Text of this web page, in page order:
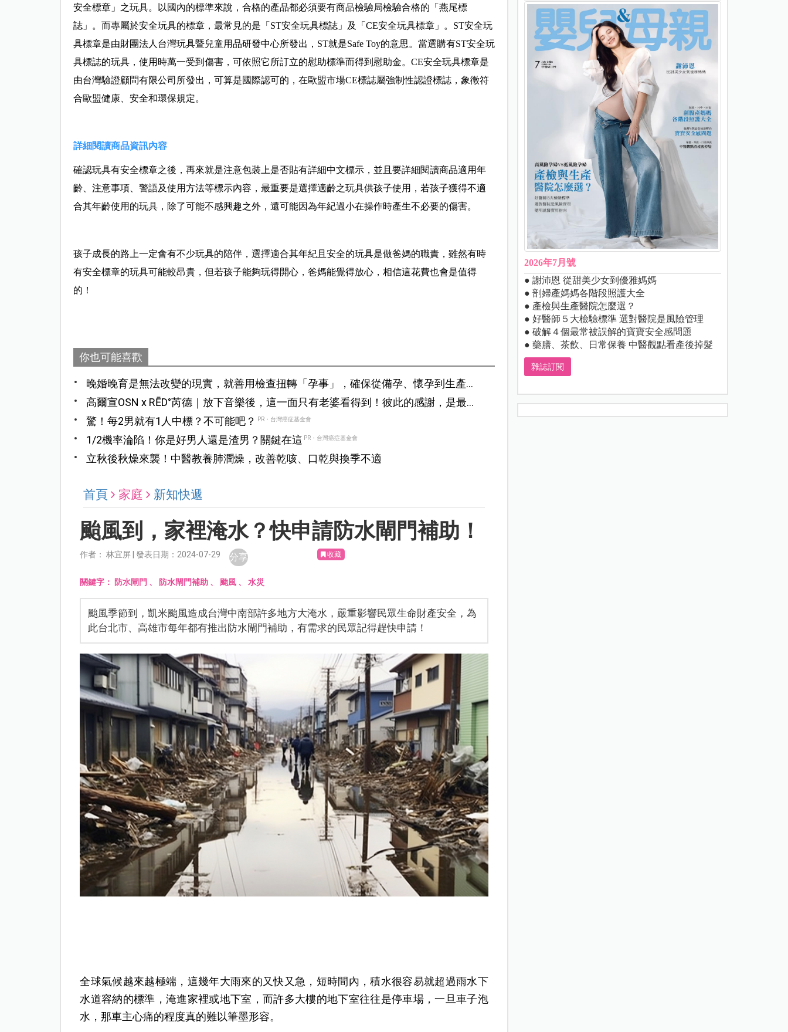
安全標章」之玩具。以國內的標準來說，合格的產品都必須要有商品檢驗局檢驗合格的「燕尾標
誌」。而專屬於安全玩具的標章，最常見的是「ST安全玩具標誌」及「CE安全玩具標章」。ST安全玩
具標章是由財團法人台灣玩具暨兒童用品研發中心所發出，ST就是Safe Toy的意思。當選購有ST安全玩
具標誌的玩具，使用時萬一受到傷害，可依照它所訂立的慰助標準而得到慰助金。CE安全玩具標章是
由台灣驗證顧問有限公司所發出，可算是國際認可的，在歐盟市場CE標誌屬強制性認證標誌，象徵符
合歐盟健康、安全和環保規定。
詳細閱讀商品資訊內容
確認玩具有安全標章之後，再來就是注意包裝上是否貼有詳細中文標示，並且要詳細閱讀商品適用年
齡、注意事項、警語及使用方法等標示內容，最重要是選擇適齡之玩具供孩子使用，若孩子獲得不適
合其年齡使用的玩具，除了可能不感興趣之外，還可能因為年紀過小在操作時產生不必要的傷害。
孩子成長的路上一定會有不少玩具的陪伴，選擇適合其年紀且安全的玩具是做爸媽的職責，雖然有時
有安全標章的玩具可能較昂貴，但若孩子能夠玩得開心，爸媽能覺得放心，相信這花費也會是值得
的！
你也可能喜歡
晚婚晚育是無法改變的現實，就善用檢查扭轉「孕事」，確保從備孕、懷孕到生產
都能順利前行
高爾宣OSN x RĒD°芮德｜放下音樂後，這一面只有老婆看得到！彼此的感謝，是最
甜的情話
驚！每2男就有1人中標？不可能吧？ PR・台灣癌症基金會
1/2機率淪陷！你是好男人還是渣男？關鍵在這 PR・台灣癌症基金會
立秋後秋燥來襲！中醫教養肺潤燥，改善乾咳、口乾與換季不適
首頁 家庭 新知快遞
颱風到，家裡淹水？快申請防水閘門補助！
作者： 林宜屏 | 發表日期：2024-07-29 分享 收藏
關鍵字： 防水閘門 、 防水閘門補助 、 颱風 、水災
颱風季節到，凱米颱風造成台灣中南部許多地方大淹水，嚴重影響民眾生命財產安全，為
此台北市、高雄市每年都有推出防水閘門補助，有需求的民眾記得趕快申請！
全球氣候越來越極端，這幾年大雨來的又快又急，短時間內，積水很容易就超過雨水下
水道容納的標準，淹進家裡或地下室，而許多大樓的地下室往往是停車場，一旦車子泡
水，那車主心痛的程度真的難以筆墨形容。
2026年7月號
● 謝沛恩 從甜美少女到優雅媽媽
● 剖婦產媽媽各階段照護大全
● 產檢與生產醫院怎麼選？
● 好醫師５大檢驗標準 選對醫院是風險管理
● 破解４個最常被誤解的寶寶安全感問題
● 藥膳、茶飲、日常保養 中醫觀點看產後掉髮
雜誌訂閱